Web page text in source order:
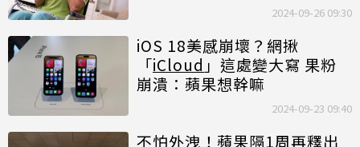
2024-09-26 09:30
iOS 18美感崩壞？網揪
「iCloud 」這處變大寫 果粉
崩潰：蘋果想幹嘛
2024-09-23 09:40
不怕外洩！蘋果隔1周再釋出